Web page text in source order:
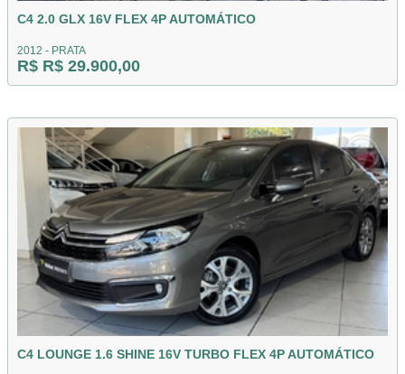
C4 2.0 GLX 16V FLEX 4P AUTOMÁTICO
2012 - PRATA
R$ R$ 29.900,00
C4 LOUNGE 1.6 SHINE 16V TURBO FLEX 4P AUTOMÁTICO